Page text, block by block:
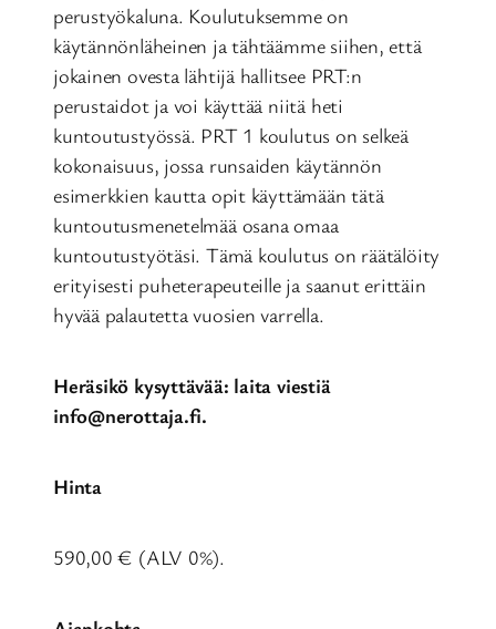
perustyökaluna. Koulutuksemme on
käytännönläheinen ja tähtäämme siihen, että
jokainen ovesta lähtijä hallitsee PRT:n
perustaidot ja voi käyttää niitä heti
kuntoutustyössä. PRT 1 koulutus on selkeä
kokonaisuus, jossa runsaiden käytännön
esimerkkien kautta opit käyttämään tätä
kuntoutusmenetelmää osana omaa
kuntoutustyötäsi. Tämä koulutus on räätälöity
erityisesti puheterapeuteille ja saanut erittäin
hyvää palautetta vuosien varrella.
Heräsikö kysyttävää: laita viestiä
info@nerottaja.fi.
Hinta
590,00 € (ALV 0%).